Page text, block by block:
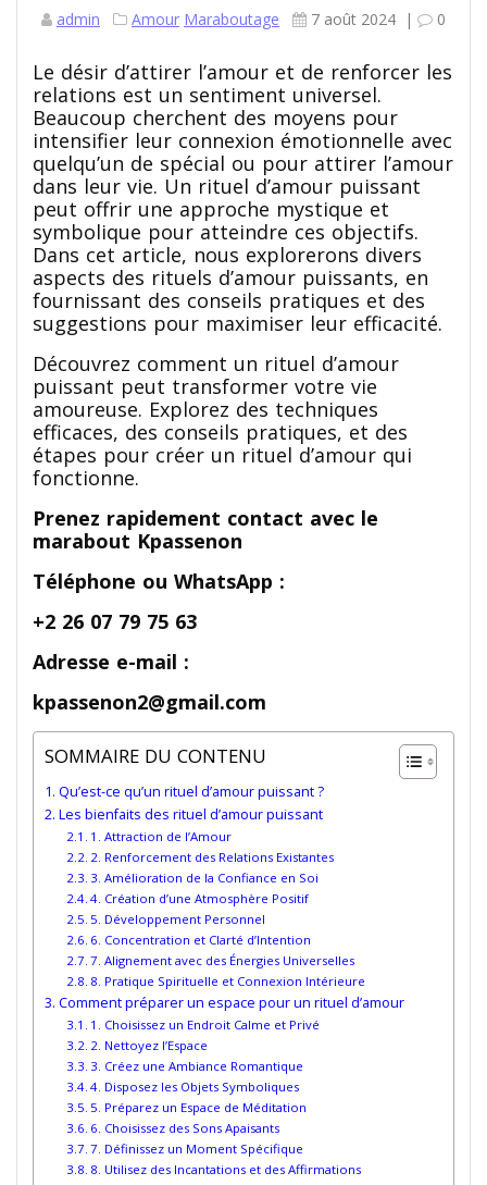
admin Amour Maraboutage 7 août 2024 | 0
Le désir d’attirer l’amour et de renforcer les
relations est un sentiment universel.
Beaucoup cherchent des moyens pour
intensifier leur connexion émotionnelle avec
quelqu’un de spécial ou pour attirer l’amour
dans leur vie. Un rituel d’amour puissant
peut offrir une approche mystique et
symbolique pour atteindre ces objectifs.
Dans cet article, nous explorerons divers
aspects des rituels d’amour puissants, en
fournissant des conseils pratiques et des
suggestions pour maximiser leur efficacité.
Découvrez comment un rituel d’amour
puissant peut transformer votre vie
amoureuse. Explorez des techniques
efficaces, des conseils pratiques, et des
étapes pour créer un rituel d’amour qui
fonctionne.
Prenez rapidement contact avec le
marabout Kpassenon
Téléphone ou WhatsApp :
+2 26 07 79 75 63
Adresse e-mail :
kpassenon2@gmail.com
SOMMAIRE DU CONTENU
Qu’est-ce qu’un rituel d’amour puissant ?
Les bienfaits des rituel d’amour puissant
1. Attraction de l’Amour
2. Renforcement des Relations Existantes
3. Amélioration de la Confiance en Soi
4. Création d’une Atmosphère Positif
5. Développement Personnel
6. Concentration et Clarté d’Intention
7. Alignement avec des Énergies Universelles
8. Pratique Spirituelle et Connexion Intérieure
Comment préparer un espace pour un rituel d’amour
1. Choisissez un Endroit Calme et Privé
2. Nettoyez l’Espace
3. Créez une Ambiance Romantique
4. Disposez les Objets Symboliques
5. Préparez un Espace de Méditation
6. Choisissez des Sons Apaisants
7. Définissez un Moment Spécifique
8. Utilisez des Incantations et des Affirmations